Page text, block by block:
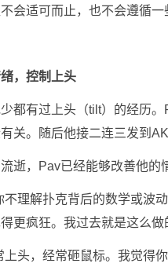
会适可而止，也不会遵循一
，控制上头
都有过上头（tilt）的经历
有关。随后他接二连三发到
逝，Pav已经能够改善他的
不理解扑克背后的数学或波
更疯狂。我过去就是这么
上头，经常砸鼠标。我觉得